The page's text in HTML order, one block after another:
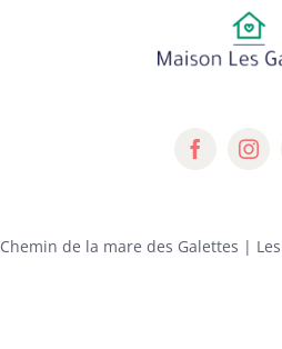
de la mare des Galettes |